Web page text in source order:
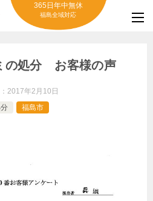
365日年中無休
福島全域対応
の処分 お客様の声
2017年2月10日
福島市